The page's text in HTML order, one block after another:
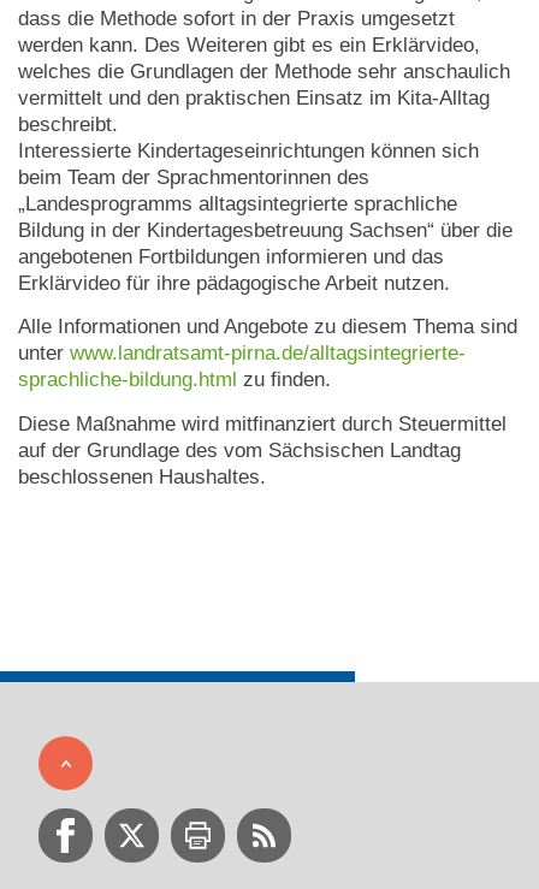
dass die Methode sofort in der Praxis umgesetzt
werden kann. Des Weiteren gibt es ein Erklärvideo,
welches die Grundlagen der Methode sehr anschaulich
vermittelt und den praktischen Einsatz im Kita-Alltag
beschreibt.
Interessierte Kindertageseinrichtungen können sich
beim Team der Sprachmentorinnen des
„Landesprogramms alltagsintegrierte sprachliche
Bildung in der Kindertagesbetreuung Sachsen“ über die
angebotenen Fortbildungen informieren und das
Erklärvideo für ihre pädagogische Arbeit nutzen.
Alle Informationen und Angebote zu diesem Thema sind
unter www.landratsamt-pirna.de/alltagsintegrierte-
sprachliche-bildung.html zu finden.
Diese Maßnahme wird mitfinanziert durch Steuermittel
auf der Grundlage des vom Sächsischen Landtag
beschlossenen Haushaltes.